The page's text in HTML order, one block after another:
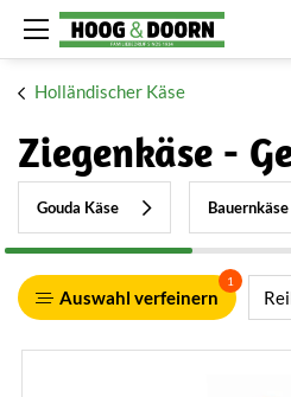
Holländischer Käse
Ziegenkäse -
Gouda Käse Bauernkäse
Auswahl verfeinern
1